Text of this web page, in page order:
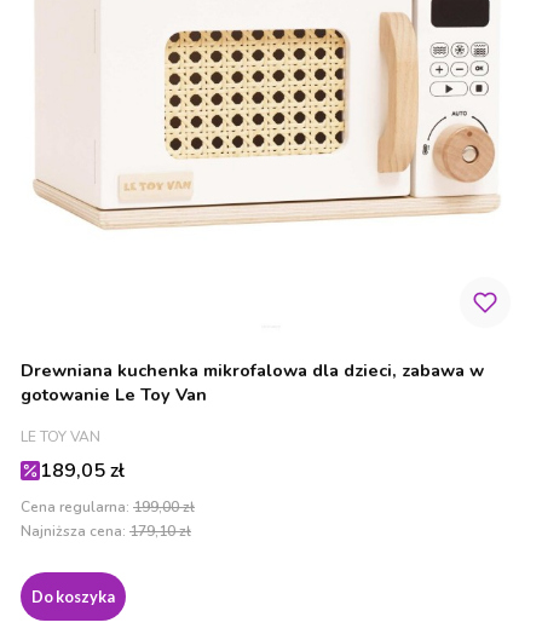
Drewniana kuchenka mikrofalowa dla dzieci, zabawa w
gotowanie Le Toy Van
PRODUCENT
LE TOY VAN
Cena promocyjna
189,05 zł
Cena regularna: 199,00 zł
Najniższa cena: 179,10 zł
Do koszyka